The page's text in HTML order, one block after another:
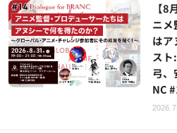
【
ニメ
はア
スト
弓、
NC